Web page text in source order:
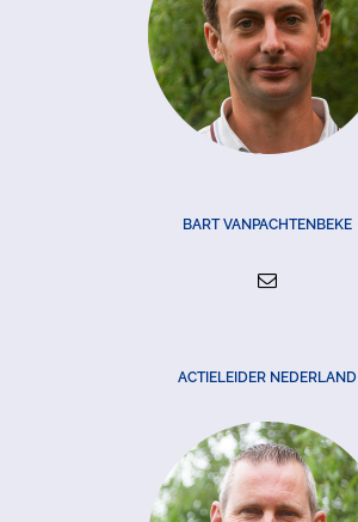
BART VANPACHTENBEKE
ACTIELEIDER NEDERLAND